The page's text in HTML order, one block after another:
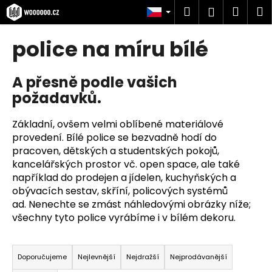
Přejít
na
obsah
Hledat
police na míru bílé
A přesně podle vašich
požadavků.
Základní, ovšem velmi oblíbené materiálové
provedení. Bílé police se bezvadně hodí do
pracoven, dětských a studentských pokojů,
kancelářských prostor vč. open space, ale také
například do prodejen a jídelen, kuchyňských a
obývacích sestav, skříní, policových systémů
ad. Nenechte se zmást náhledovými obrázky níže;
všechny tyto police vyrábíme i v bílém dekoru.
Ř
a
Doporučujeme Nejlevnější Nejdražší Nejprodávanější
K
o
C
o
p
o
t
ř
e
b
u
j
e
t
e